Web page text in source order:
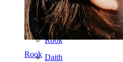
Rook
Tragus
Barbell
Rook
Daith